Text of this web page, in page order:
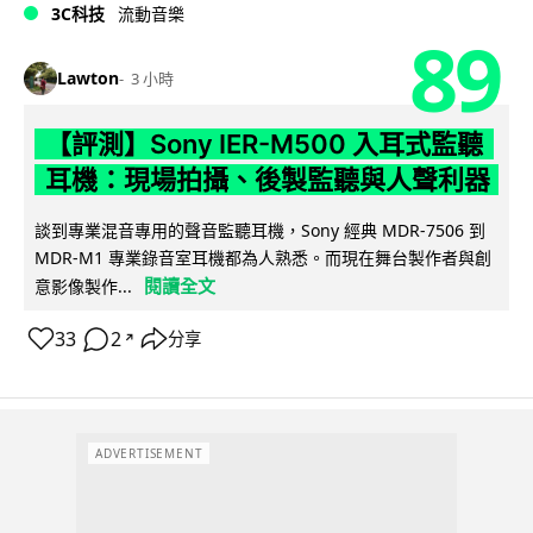
3C科技 流動音樂
Lawton 3 小時 89
【評測】Sony IER-M500 入耳式監聽
耳機：現場拍攝、後製監聽與人聲利器
談到專業混音專用的聲音監聽耳機，Sony 經典 MDR-7506 到
MDR-M1 專業錄音室耳機都為人熟悉。而現在舞台製作者與創
意影像製作...
閱讀全文
33 2 ↗ 分享
ADVERTISEMENT